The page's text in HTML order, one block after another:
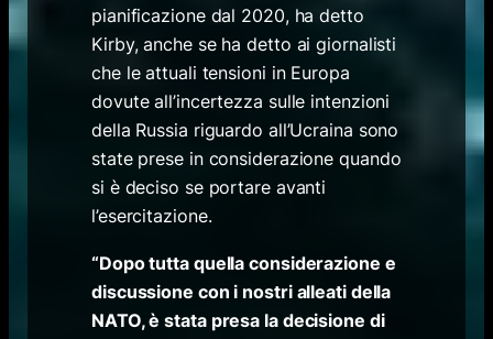
pianificazione dal 2020, ha detto
Kirby, anche se ha detto ai giornalisti
che le attuali tensioni in Europa
dovute all’incertezza sulle intenzioni
della Russia riguardo all’Ucraina sono
state prese in considerazione quando
si è deciso se portare avanti
l’esercitazione.
“Dopo tutta quella considerazione e
discussione con i nostri alleati della
NATO, è stata presa la decisione di